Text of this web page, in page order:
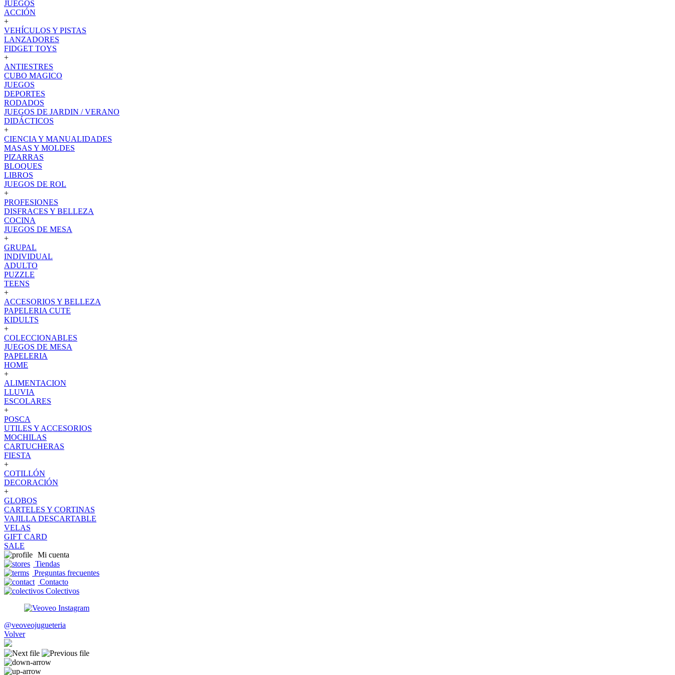
JUEGOS
ACCIÓN
+
VEHÍCULOS Y PISTAS
LANZADORES
FIDGET TOYS
+
ANTIESTRES
CUBO MAGICO
JUEGOS
DEPORTES
RODADOS
JUEGOS DE JARDIN / VERANO
DIDÁCTICOS
+
CIENCIA Y MANUALIDADES
MASAS Y MOLDES
PIZARRAS
BLOQUES
LIBROS
JUEGOS DE ROL
+
PROFESIONES
DISFRACES Y BELLEZA
COCINA
JUEGOS DE MESA
+
GRUPAL
INDIVIDUAL
ADULTO
PUZZLE
TEENS
+
ACCESORIOS Y BELLEZA
PAPELERIA CUTE
KIDULTS
+
COLECCIONABLES
JUEGOS DE MESA
PAPELERIA
HOME
+
ALIMENTACION
LLUVIA
ESCOLARES
+
POSCA
UTILES Y ACCESORIOS
MOCHILAS
CARTUCHERAS
FIESTA
+
COTILLÓN
DECORACIÓN
+
GLOBOS
CARTELES Y CORTINAS
VAJILLA DESCARTABLE
VELAS
GIFT CARD
SALE
Mi cuenta
Tiendas
Preguntas frecuentes
Contacto
Colectivos
@veoveojugueteria
Volver